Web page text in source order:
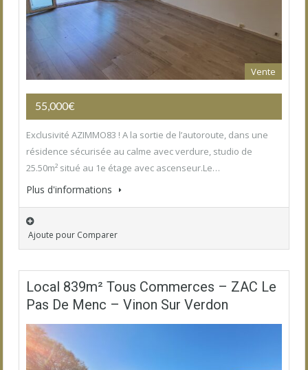
Vente
55,000€
Exclusivité AZIMMO83 ! A la sortie de l’autoroute, dans une
résidence sécurisée au calme avec verdure, studio de
25.50m² situé au 1e étage avec ascenseur.Le…
Plus d'informations
Ajoute pour Comparer
Local 839m² Tous Commerces – ZAC Le
Pas De Menc – Vinon Sur Verdon